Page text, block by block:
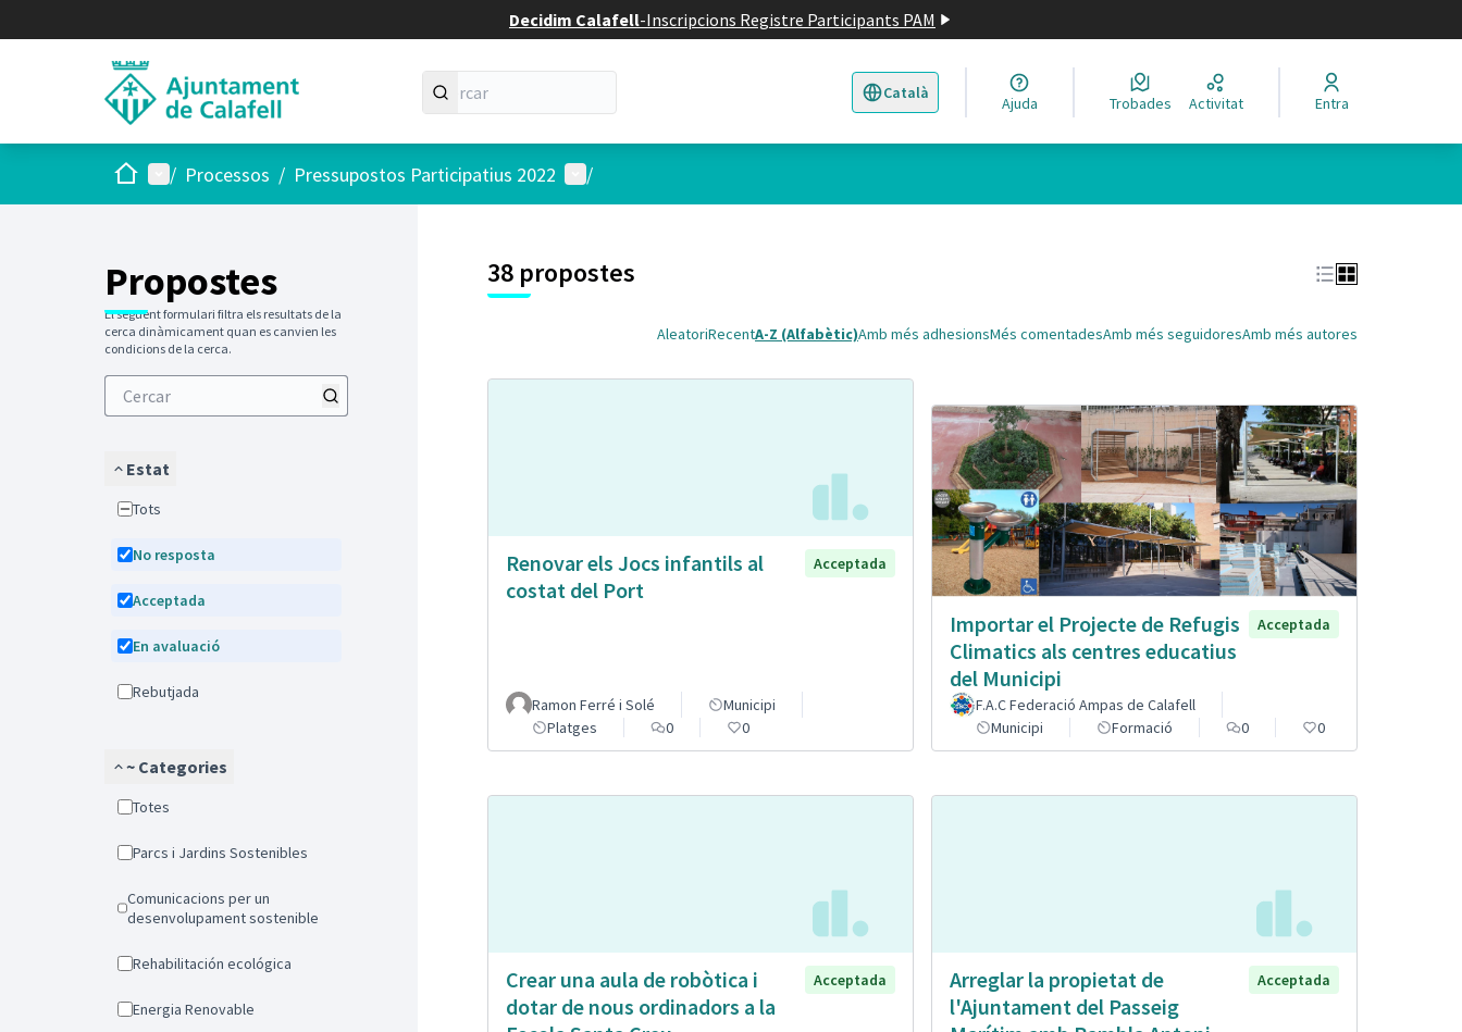
Decidim Calafell-Inscripcions Registre Participants PAM
Català
Triar la llengua Elegir el idioma
Ajuda Trobades Activitat Entra
Inici Menú principal
/ Processos / Pressupostos Participatius 2022 Menú d'usuari
/
Propostes
El següent formulari filtra els resultats de la
cerca dinàmicament quan es canvien les
condicions de la cerca.
Estat
Tots
No resposta
Acceptada
En avaluació
Rebutjada
~ Categories
Totes
Parcs i Jardins Sostenibles
Comunicacions per un
desenvolupament sostenible
Rehabilitación ecológica
Energia Renovable
38 propostes
AleatoriRecentA-Z (Alfabètic)Amb més adhesionsMés comentadesAmb més seguidoresAmb més autores
Renovar els Jocs infantils al
costat del Port
Acceptada
Ramon Ferré i Solé
Municipi
Platges
0 0
Importar el Projecte de Refugis
Climatics als centres educatius
del Municipi
Acceptada
F.A.C Federació Ampas de Calafell
Municipi
Formació 0 0
Crear una aula de robòtica i
dotar de nous ordinadors a la
Acceptada
Arreglar la propietat de
l'Ajuntament del Passeig
Acceptada